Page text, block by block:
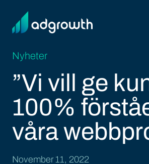
Nyheter
”Vi vill ge
100%
våra
November 11, 2022